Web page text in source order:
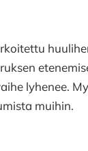
lyhenee.
muihin.